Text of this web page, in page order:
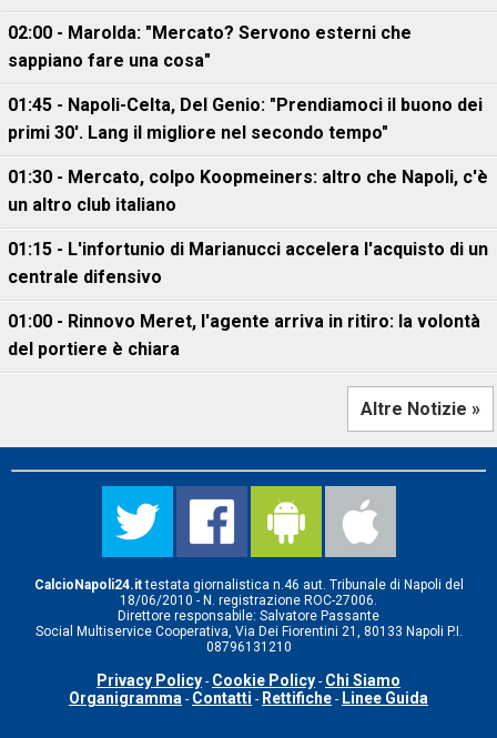
02:00 - Marolda: "Mercato? Servono esterni che
sappiano fare una cosa"
01:45 - Napoli-Celta, Del Genio: "Prendiamoci il buono dei
primi 30'. Lang il migliore nel secondo tempo"
01:30 - Mercato, colpo Koopmeiners: altro che Napoli, c'è
un altro club italiano
01:15 - L'infortunio di Marianucci accelera l'acquisto di un
centrale difensivo
01:00 - Rinnovo Meret, l'agente arriva in ritiro: la volontà
del portiere è chiara
Altre Notizie »
CalcioNapoli24.ittestata giornalistica n.46 aut. Tribunale di Napoli del
18/06/2010 - N. registrazione ROC-27006.
Direttore responsabile: Salvatore Passante
Social Multiservice Cooperativa, Via Dei Fiorentini 21, 80133 Napoli P.I.
08796131210
Privacy Policy - Cookie Policy - Chi Siamo
Organigramma - Contatti - Rettifiche - Linee Guida